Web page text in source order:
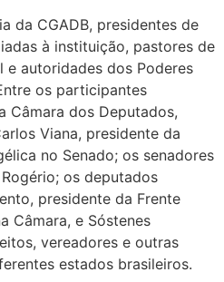
da CGADB, presidentes de
à instituição, pastores de
e autoridades dos Poderes
os participantes
Câmara dos Deputados,
Viana, presidente da
no Senado; os senadores
os deputados
presidente da Frente
Câmara, e Sóstenes
vereadores e outras
estados brasileiros.